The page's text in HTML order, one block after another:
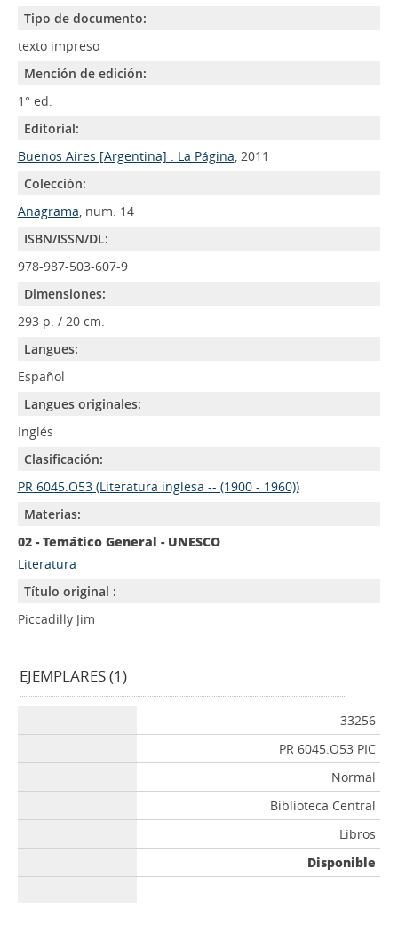
Tipo de documento:
texto impreso
Mención de edición:
1° ed.
Editorial:
Buenos Aires [Argentina] : La Página, 2011
Colección:
Anagrama, num. 14
ISBN/ISSN/DL:
978-987-503-607-9
Dimensiones:
293 p. / 20 cm.
Langues:
Español
Langues originales:
Inglés
Clasificación:
PR 6045.O53 (Literatura inglesa -- (1900 - 1960))
Materias:
02 - Temático General - UNESCO
Literatura
Título original :
Piccadilly Jim
EJEMPLARES (1)
33256
PR 6045.O53 PIC
Normal
Biblioteca Central
Libros
Disponible